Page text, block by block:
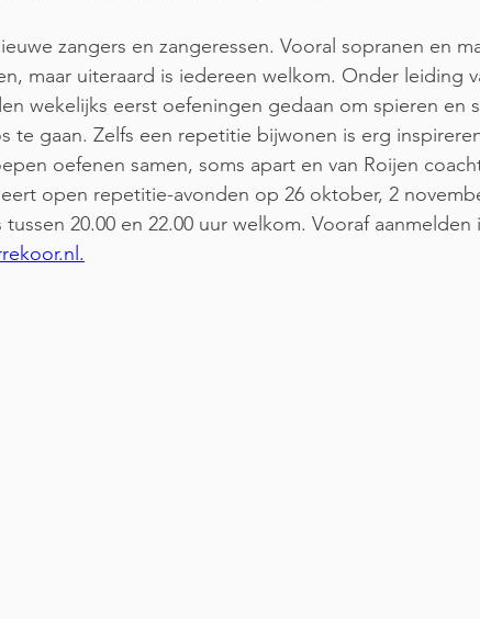
zangers en zangeressen. Vooral sopranen en
maar uiteraard is iedereen welkom. Onder leiding
wekelijks eerst oefeningen gedaan om spieren en
te gaan. Zelfs een repetitie bijwonen is erg
oefenen samen, soms apart en van Roijen
open repetitie-avonden op 26 oktober, 2
20.00 en 22.00 uur welkom. Vooraf aanmelden
.